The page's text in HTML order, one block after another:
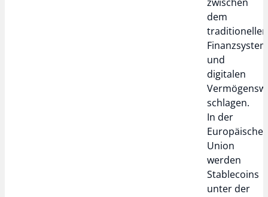
dem
traditionellen
und
digitalen
schlagen.
In der
Union
werden
Stablecoins
unter der